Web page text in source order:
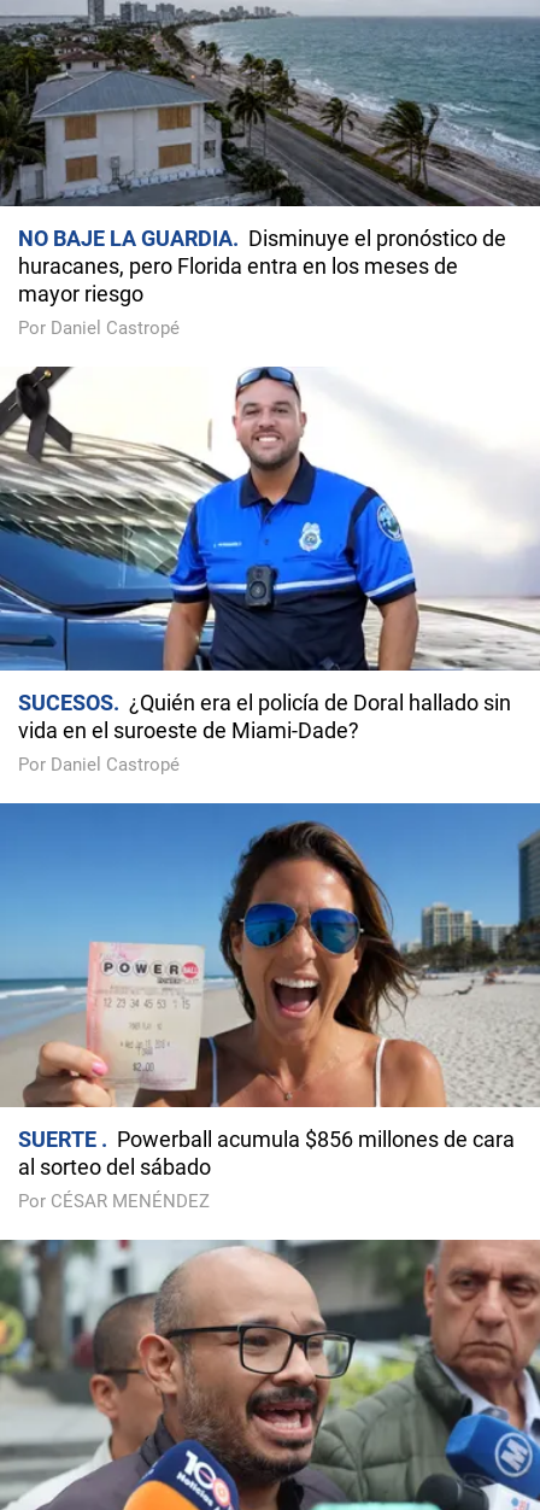
NO BAJE LA GUARDIA
Disminuye el pronóstico de
huracanes, pero Florida entra en los meses de
mayor riesgo
Por Daniel Castropé
SUCESOS
¿Quién era el policía de Doral hallado sin
vida en el suroeste de Miami-Dade?
Por Daniel Castropé
SUERTE
Powerball acumula $856 millones de cara
al sorteo del sábado
Por CÉSAR MENÉNDEZ